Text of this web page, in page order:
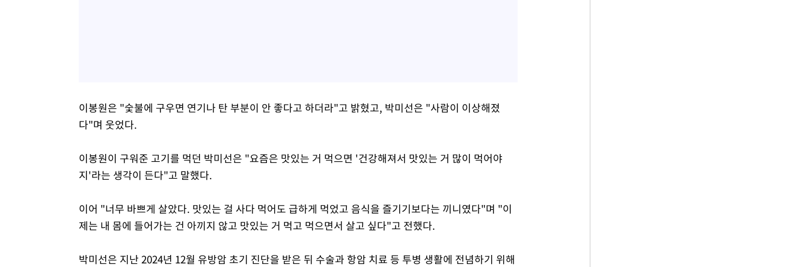
이봉원은 "숯불에 구우면 연기나 탄 부분이 안 좋다고 하더라"고 밝혔고, 박미선은 "사람이 이상해졌
다"며 웃었다.
이봉원이 구워준 고기를 먹던 박미선은 "요즘은 맛있는 거 먹으면 '건강해져서 맛있는 거 많이 먹어야
지'라는 생각이 든다"고 말했다.
이어 "너무 바쁘게 살았다. 맛있는 걸 사다 먹어도 급하게 먹었고 음식을 즐기기보다는 끼니였다"며 "이
제는 내 몸에 들어가는 건 아끼지 않고 맛있는 거 먹고 먹으면서 살고 싶다"고 전했다.
박미선은 지난 2024년 12월 유방암 초기 진단을 받은 뒤 수술과 항암 치료 등 투병 생활에 전념하기 위해